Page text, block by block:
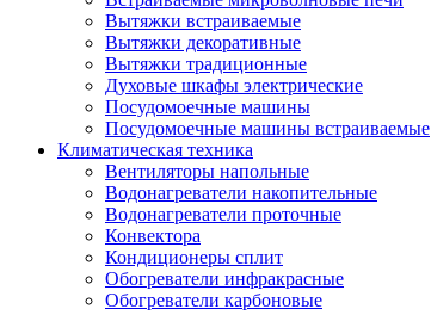
Вытяжки встраиваемые
Вытяжки декоративные
Вытяжки традиционные
Духовые шкафы электрические
Посудомоечные машины
Посудомоечные машины встраиваемые
Климатическая техника
Вентиляторы напольные
Водонагреватели накопительные
Водонагреватели проточные
Конвектора
Кондиционеры сплит
Обогреватели инфракрасные
Обогреватели карбоновые